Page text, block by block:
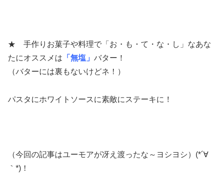
★ 手作りお菓子や料理で「お・も・て・な・し」なあな
たにオススメは 「無塩」 バター！
（バターには裏もないけどネ！）
パスタにホワイトソースに素敵にステーキに！
（今回の記事はユーモアが冴え渡ったな～ヨシヨシ）(*´∀
｀*)！